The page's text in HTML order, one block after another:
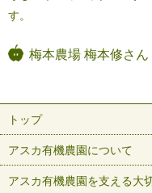
す。
梅本農場 梅本修さん
トップ
アスカ有機農園について
アスカ有機農園を支える大